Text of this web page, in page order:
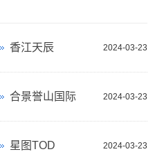
2024-03-23
香江天辰
2024-03-23
合景誉山国际
2024-03-23
星图TOD